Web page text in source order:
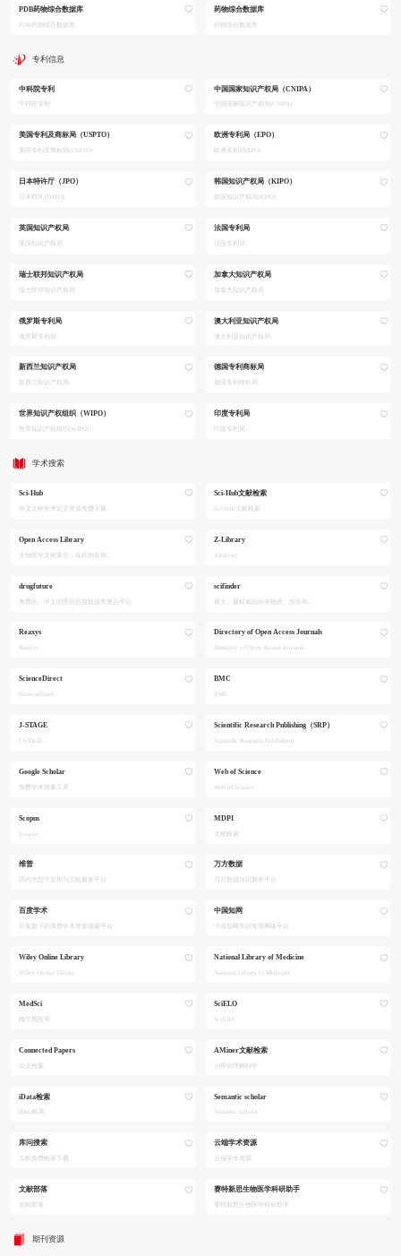
PDB药物综合数据库
PDB药物综合数据库
药物综合数据库
药物综合数据库
专利信息
中科院专利
中科院专利
中国国家知识产权局（CNIPA）
中国国家知识产权局(CNIPA)
美国专利及商标局（USPTO）
美国专利及商标局(USPTO)
欧洲专利局（EPO）
欧洲专利局(EPO)
日本特许厅（JPO）
日本特许厅(JPO)
韩国知识产权局（KIPO）
韩国知识产权局(KIPO)
英国知识产权局
英国知识产权局
法国专利局
法国专利局
瑞士联邦知识产权局
瑞士联邦知识产权局
加拿大知识产权局
加拿大知识产权局
俄罗斯专利局
俄罗斯专利局
澳大利亚知识产权局
澳大利亚知识产权局
新西兰知识产权局
新西兰知识产权局
德国专利商标局
德国专利商标局
世界知识产权组织（WIPO）
世界知识产权组织(WIPO)
印度专利局
印度专利局
学术搜索
Sci-Hub
外文文献学术论文资源免费下载
Sci-Hub文献检索
Sci-Hub文献检索
Open Access Library
生物医学文献索引，在药物名称...
Z-Library
Z-Library
drugfuture
免费的、中文的医药信息数据库整合平台
scifinder
最大、最权威的化学物质、反应和...
Reaxys
Reaxys
Directory of Open Access Journals
Directory of Open Access Journals
ScienceDirect
ScienceDirect
BMC
BMC
J-STAGE
J-STAGE
Scientific Research Publishing（SRP）
Scientific Research Publishing
Google Scholar
免费学术搜索工具
Web of Science
Web of Science
Scopus
Scopus
MDPI
文献检索
维普
国内大型中文期刊文献服务平台
万方数据
万方数据知识服务平台
百度学术
百度旗下的免费学术资源搜索平台
中国知网
中国知网知识发现网络平台
Wiley Online Library
Wiley Online Library
National Library of Medicine
National Library of Medicine
MedSci
梅尔斯医学
SciELO
SciELO
Connected Papers
论文检索
AMiner文献检索
AI帮你理解科学
iData检索
iData检索
Semantic scholar
Semantic scholar
库问搜索
文献免费检索下载
云端学术资源
云端学术资源
文献部落
文献部落
赛特新思生物医学科研助手
赛特新思生物医学科研助手
期刊资源